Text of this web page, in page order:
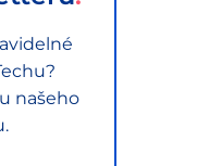
našeho